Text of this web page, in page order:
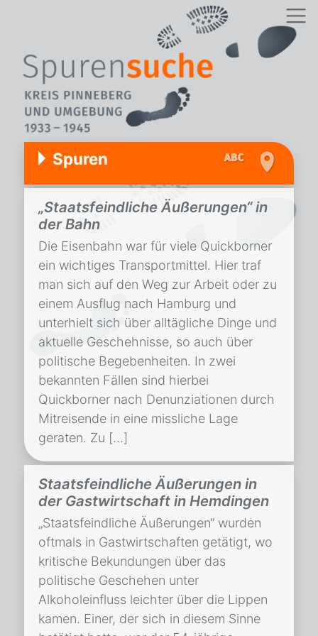
Spuren
„Staatsfeindliche Äußerungen“ in
der Bahn
Die Eisenbahn war für viele Quickborner
ein wichtiges Transportmittel. Hier traf
man sich auf den Weg zur Arbeit oder zu
einem Ausflug nach Hamburg und
unterhielt sich über alltägliche Dinge und
aktuelle Geschehnisse, so auch über
politische Begebenheiten. In zwei
bekannten Fällen sind hierbei
Quickborner nach Denunziationen durch
Mitreisende in eine missliche Lage
geraten. Zu […]
Staatsfeindliche Äußerungen in
der Gastwirtschaft in Hemdingen
„Staatsfeindliche Äußerungen“ wurden
oftmals in Gastwirtschaften getätigt, wo
kritische Bekundungen über das
politische Geschehen unter
Alkoholeinfluss leichter über die Lippen
kamen. Einer, der sich in diesem Sinne